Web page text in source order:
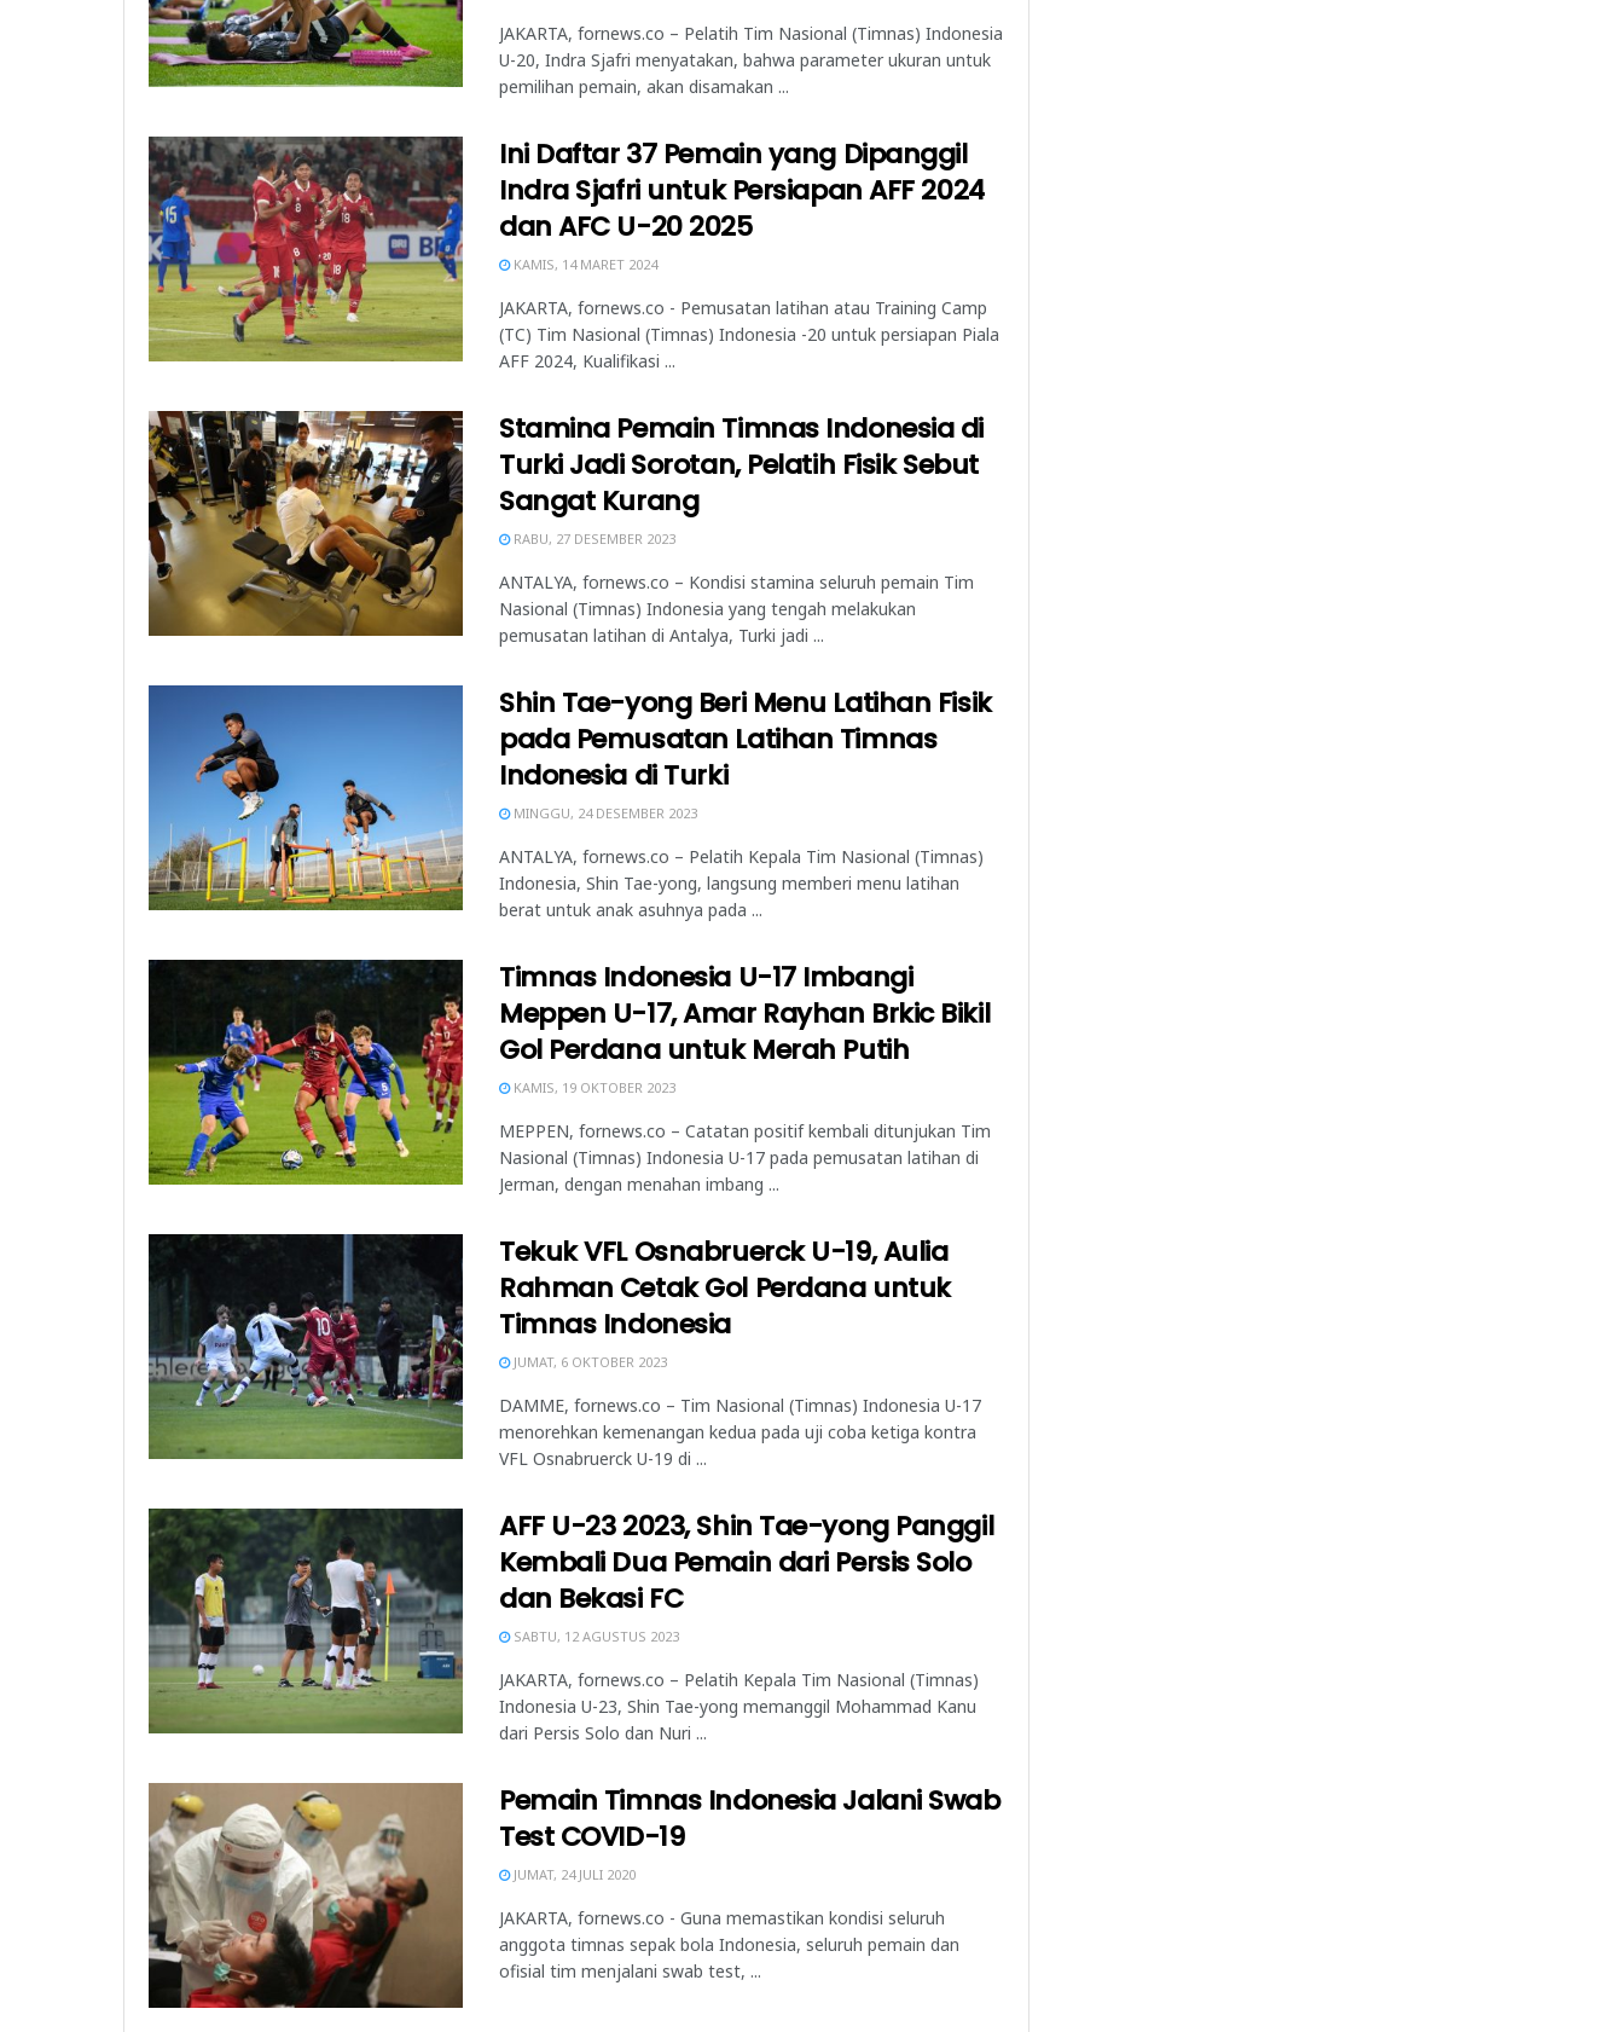
JAKARTA, fornews.co – Pelatih Tim Nasional (Timnas) Indonesia
U-20, Indra Sjafri menyatakan, bahwa parameter ukuran untuk
pemilihan pemain, akan disamakan ...
Ini Daftar 37 Pemain yang Dipanggil
Indra Sjafri untuk Persiapan AFF 2024
dan AFC U-20 2025
KAMIS, 14 MARET 2024
JAKARTA, fornews.co - Pemusatan latihan atau Training Camp
(TC) Tim Nasional (Timnas) Indonesia -20 untuk persiapan Piala
AFF 2024, Kualifikasi ...
Stamina Pemain Timnas Indonesia di
Turki Jadi Sorotan, Pelatih Fisik Sebut
Sangat Kurang
RABU, 27 DESEMBER 2023
ANTALYA, fornews.co – Kondisi stamina seluruh pemain Tim
Nasional (Timnas) Indonesia yang tengah melakukan
pemusatan latihan di Antalya, Turki jadi ...
Shin Tae-yong Beri Menu Latihan Fisik
pada Pemusatan Latihan Timnas
Indonesia di Turki
MINGGU, 24 DESEMBER 2023
ANTALYA, fornews.co – Pelatih Kepala Tim Nasional (Timnas)
Indonesia, Shin Tae-yong, langsung memberi menu latihan
berat untuk anak asuhnya pada ...
Timnas Indonesia U-17 Imbangi
Meppen U-17, Amar Rayhan Brkic Bikil
Gol Perdana untuk Merah Putih
KAMIS, 19 OKTOBER 2023
MEPPEN, fornews.co – Catatan positif kembali ditunjukan Tim
Nasional (Timnas) Indonesia U-17 pada pemusatan latihan di
Jerman, dengan menahan imbang ...
Tekuk VFL Osnabruerck U-19, Aulia
Rahman Cetak Gol Perdana untuk
Timnas Indonesia
JUMAT, 6 OKTOBER 2023
DAMME, fornews.co – Tim Nasional (Timnas) Indonesia U-17
menorehkan kemenangan kedua pada uji coba ketiga kontra
VFL Osnabruerck U-19 di ...
AFF U-23 2023, Shin Tae-yong Panggil
Kembali Dua Pemain dari Persis Solo
dan Bekasi FC
SABTU, 12 AGUSTUS 2023
JAKARTA, fornews.co – Pelatih Kepala Tim Nasional (Timnas)
Indonesia U-23, Shin Tae-yong memanggil Mohammad Kanu
dari Persis Solo dan Nuri ...
Pemain Timnas Indonesia Jalani Swab
Test COVID-19
JUMAT, 24 JULI 2020
JAKARTA, fornews.co - Guna memastikan kondisi seluruh
anggota timnas sepak bola Indonesia, seluruh pemain dan
ofisial tim menjalani swab test, ...